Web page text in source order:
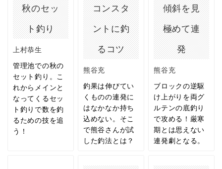
秋のセッ
ト釣り
上村恭生
管理池での秋の
セット釣り。こ
れからメインと
なってくるセッ
ト釣りで数を釣
るための技を追
う！
コンスタ
ントに釣
るコツ
熊谷充
釣果は伸びてい
くものの連発に
はなかなか持ち
込めない。そこ
で熊谷さんが試
した釣法とは？
傾斜を見
極めて連
発
熊谷充
ブロックの逆駆
け上がりを両グ
ルテンの底釣り
で攻める！厳寒
期とは思えない
連発劇となる。